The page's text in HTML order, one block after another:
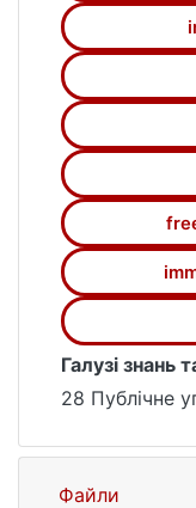
рівнях. На
здатна
управлінням
Постає
здійснення
окремих
політикию.
Галузі знань
28 Публічне
Файли